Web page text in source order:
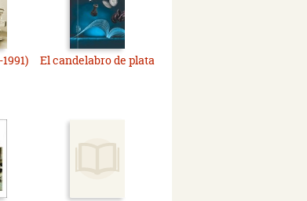
El candelabro de plata